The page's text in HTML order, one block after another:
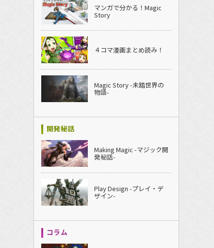
マンガで分かる！Magic
Story
４コマ漫画まとめ読み！
Magic Story -未踏世界の
物語-
開発秘話
Making Magic -マジック開
発秘話-
Play Design -プレイ・デ
ザイン-
コラム